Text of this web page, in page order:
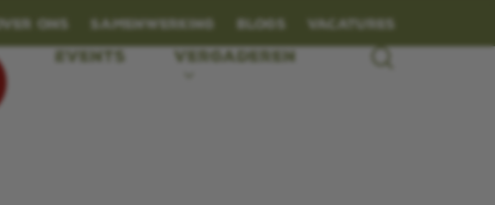
Over ons Samenwerking Blogs Vacatures
Events Vergaderen search